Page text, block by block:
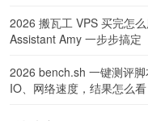
2026 搬瓦工 VPS 买完怎
Assistant Amy 一步步搞定
2026 bench.sh 一键测评
IO、网络速度，结果怎么看